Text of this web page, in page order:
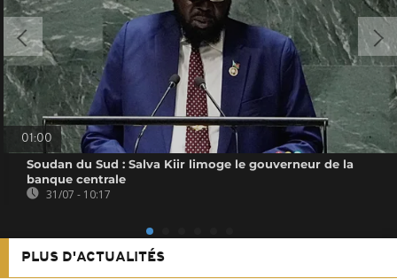
01:00
Soudan du Sud : Salva Kiir limoge le gouverneur de la
banque centrale
31/07 - 10:17
PLUS D'ACTUALITÉS